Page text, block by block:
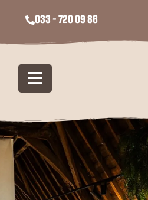
Gebruiksgemak
033 - 720 09 86